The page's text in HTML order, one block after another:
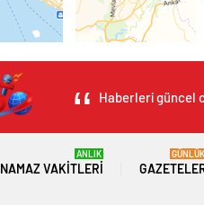
Haberleri güncel
NAMAZ VAKITLERI
ANLIK GÜNLÜK